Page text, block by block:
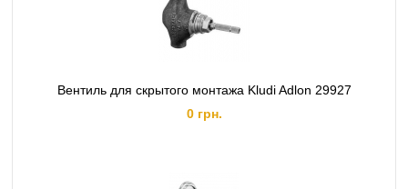
Вентиль для скрытого монтажа Kludi Adlon 29927
0 грн.